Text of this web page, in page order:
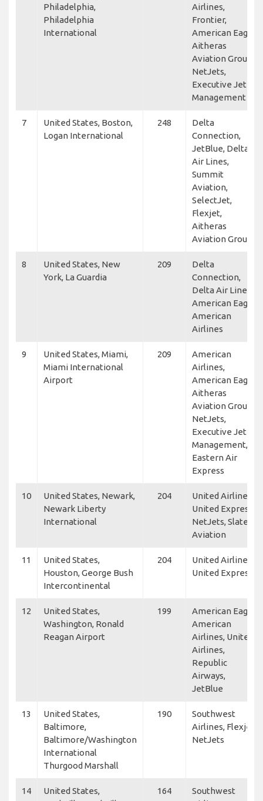
Philadelphia,
Philadelphia
International
Airlines,
Frontier,
American Eagle,
Aitheras
Aviation Group,
NetJets,
Executive Jet
Management
7
United States, Boston,
Logan International
248
Delta
Connection,
JetBlue, Delta
Air Lines,
Summit
Aviation,
SelectJet,
Flexjet,
Aitheras
Aviation Group
8
United States, New
York, La Guardia
209
Delta
Connection,
Delta Air Lines,
American Eagle,
American
Airlines
9
United States, Miami,
Miami International
Airport
209
American
Airlines,
American Eagle,
Aitheras
Aviation Group,
NetJets,
Executive Jet
Management,
Eastern Air
Express
10
United States, Newark,
Newark Liberty
International
204
United Airlines,
United Express,
NetJets, Slate
Aviation
11
United States,
Houston, George Bush
Intercontinental
204
United Airlines,
United Express
12
United States,
Washington, Ronald
Reagan Airport
199
American Eagle,
American
Airlines, United
Airlines,
Republic
Airways,
JetBlue
13
United States,
Baltimore,
Baltimore/Washington
International
Thurgood Marshall
190
Southwest
Airlines, Flexjet,
NetJets
14
United States,
164
Southwest